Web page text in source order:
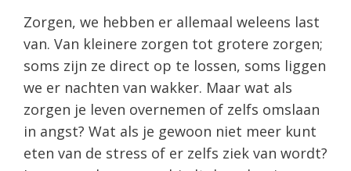
Zorgen, we hebben er allemaal weleens last
van. Van kleinere zorgen tot grotere zorgen;
soms zijn ze direct op te lossen, soms liggen
we er nachten van wakker. Maar wat als
zorgen je leven overnemen of zelfs omslaan
in angst? Wat als je gewoon niet meer kunt
eten van de stress of er zelfs ziek van wordt?